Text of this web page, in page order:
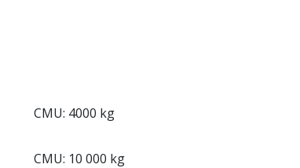
CMU: 4000 kg
CMU: 10 000 kg